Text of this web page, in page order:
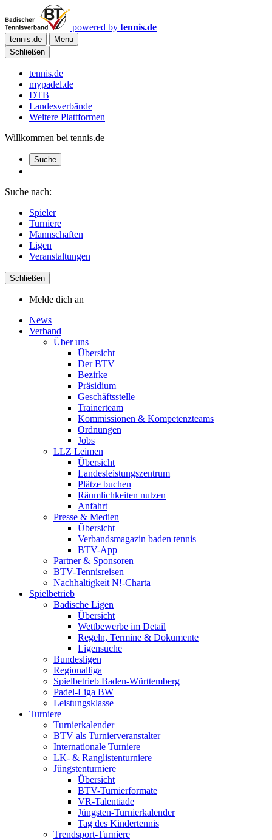
powered by tennis.de
tennis.de
Menu
Schließen
tennis.de
mypadel.de
DTB
Landesverbände
Weitere Plattformen
Willkommen bei tennis.de
Suche
Suche nach:
Spieler
Turniere
Mannschaften
Ligen
Veranstaltungen
Schließen
Melde dich an
News
Verband
Über uns
Übersicht
Der BTV
Bezirke
Präsidium
Geschäftsstelle
Trainerteam
Kommissionen & Kompetenzteams
Ordnungen
Jobs
LLZ Leimen
Übersicht
Landesleistungszentrum
Plätze buchen
Räumlichkeiten nutzen
Anfahrt
Presse & Medien
Übersicht
Verbandsmagazin baden tennis
BTV-App
Partner & Sponsoren
BTV-Tennisreisen
Nachhaltigkeit N!-Charta
Spielbetrieb
Badische Ligen
Übersicht
Wettbewerbe im Detail
Regeln, Termine & Dokumente
Ligensuche
Bundesligen
Regionalliga
Spielbetrieb Baden-Württemberg
Padel-Liga BW
Leistungsklasse
Turniere
Turnierkalender
BTV als Turnierveranstalter
Internationale Turniere
LK- & Ranglistenturniere
Jüngstenturniere
Übersicht
BTV-Turnierformate
VR-Talentiade
Jüngsten-Turnierkalender
Tag des Kindertennis
Trendsport-Turniere